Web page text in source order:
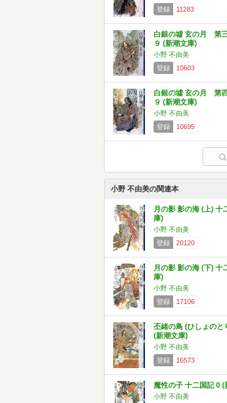
登録
11283
白銀の墟 玄の月 第
９ (新潮文庫)
小野 不由美
登録
10603
白銀の墟 玄の月 第
９ (新潮文庫)
小野 不由美
登録
10695
小野 不由美の関連本
月の影 影の海 (上) 十
庫)
小野 不由美
登録
20120
月の影 影の海 (下) 十
庫)
小野 不由美
登録
17106
丕緒の鳥 (ひしょのと
(新潮文庫)
小野 不由美
登録
16573
魔性の子 十二国記 0 (
小野 不由美